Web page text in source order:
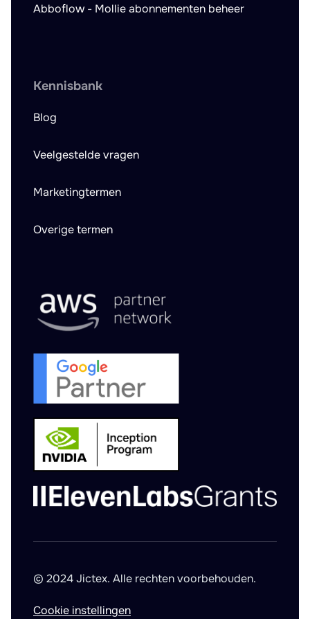
Abboflow - Mollie abonnementen beheer
Kennisbank
Blog
Veelgestelde vragen
Marketingtermen
Overige termen
© 2024 Jictex. Alle rechten voorbehouden.
Cookie instellingen